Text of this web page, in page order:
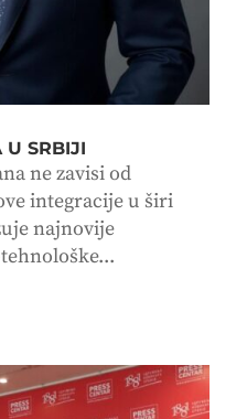
U SRBIJI
ne zavisi od
integracije u širi
najnovije